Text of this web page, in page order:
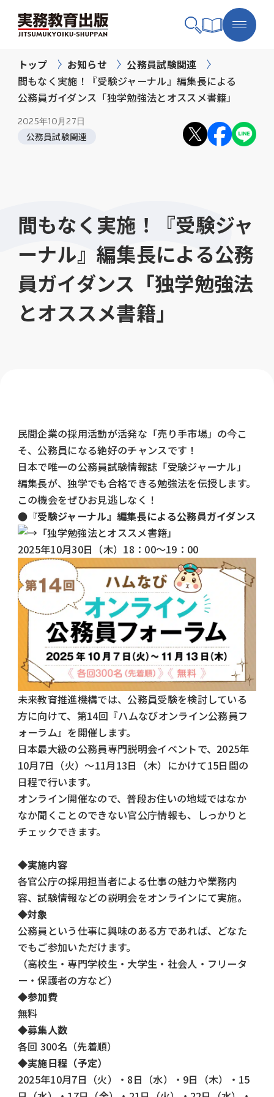
トップ お知らせ
公務員試験関連
間もなく実施！『受験ジャーナル』編集長による
公務員ガイダンス「独学勉強法とオススメ書籍」
2025年10月27日
公務員試験関連
間もなく実施！『受験ジャ
ーナル』編集長による公務
員ガイダンス「独学勉強法
とオススメ書籍」
民間企業の採用活動が活発な「売り手市場」の今こ
そ、公務員になる絶好のチャンスです！
日本で唯一の公務員試験情報誌「受験ジャーナル」
編集長が、独学でも合格できる勉強法を伝授します。
この機会をぜひお見逃しなく！
●『受験ジャーナル』編集長による公務員ガイダンス
「独学勉強法とオススメ書籍」
2025年10月30日（木）18：00～19：00
未来教育推進機構では、公務員受験を検討している
方に向けて、第14回『ハムなびオンライン公務員フ
ォーラム』を開催します。
日本最大級の公務員専門説明会イベントで、2025年
10月7日（火）～11月13日（木）にかけて15日間の
日程で行います。
オンライン開催なので、普段お住いの地域ではなか
なか聞くことのできない官公庁情報も、しっかりと
チェックできます。
◆実施内容
各官公庁の採用担当者による仕事の魅力や業務内
容、試験情報などの説明会をオンラインにて実施。
◆対象
公務員という仕事に興味のある方であれば、どなた
でもご参加いただけます。
（高校生・専門学校生・大学生・社会人・フリータ
ー・保護者の方など）
◆参加費
無料
◆募集人数
各回 300名（先着順）
◆実施日程（予定）
2025年10月7日（火）・8日（水）・9日（木）・15